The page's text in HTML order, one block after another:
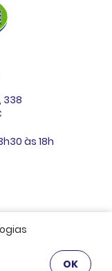
OK
338
às 18h
os direitos